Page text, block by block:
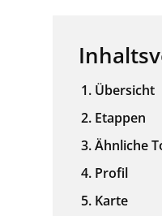
Übersicht
Etappen
Ähnliche
Profil
Karte